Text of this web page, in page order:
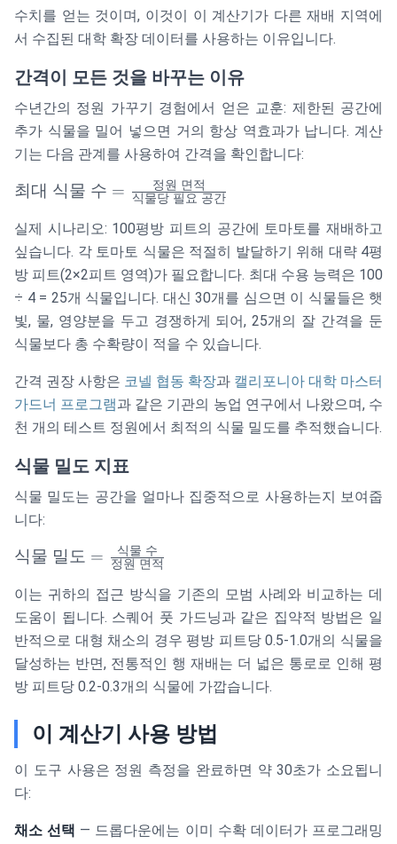
물 수}
\times
물당 평
량}
수치를 얻는 것이며, 이것이 이 계산기가 다른 재배 지역에
서 수집된 대학 확장 데이터를 사용하는 이유입니다.
간격이 모든 것을 바꾸는 이유
수년간의 정원 가꾸기 경험에서 얻은 교훈: 제한된 공간에
추가 식물을 밀어 넣으면 거의 항상 역효과가 납니다. 계산
기는 다음 관계를 사용하여 간격을 확인합니다:
\text{최대 식
\frac{\text{정
원 면적}}
{\text{식물당
필요 공간}}
최대 식물 수 = 식물당 필요 공간
정원 면적
실제 시나리오: 100평방 피트의 공간에 토마토를 재배하고
싶습니다. 각 토마토 식물은 적절히 발달하기 위해 대략 4평
방 피트(2×2피트 영역)가 필요합니다. 최대 수용 능력은 100
÷ 4 = 25개 식물입니다. 대신 30개를 심으면 이 식물들은 햇
빛, 물, 영양분을 두고 경쟁하게 되어, 25개의 잘 간격을 둔
식물보다 총 수확량이 적을 수 있습니다.
간격 권장 사항은 코넬 협동 확장과 캘리포니아 대학 마스터
가드너 프로그램과 같은 기관의 농업 연구에서 나왔으며, 수
천 개의 테스트 정원에서 최적의 식물 밀도를 추적했습니다.
식물 밀도 지표
식물 밀도는 공간을 얼마나 집중적으로 사용하는지 보여줍
니다:
\text{식물 밀
도} =
\frac{\text{식
물 수}}
{\text{정원
면적}}
식물 밀도 = 정원 면적
식물 수
이는 귀하의 접근 방식을 기존의 모범 사례와 비교하는 데
도움이 됩니다. 스퀘어 풋 가드닝과 같은 집약적 방법은 일
반적으로 대형 채소의 경우 평방 피트당 0.5-1.0개의 식물을
달성하는 반면, 전통적인 행 재배는 더 넓은 통로로 인해 평
방 피트당 0.2-0.3개의 식물에 가깝습니다.
이 계산기 사용 방법
이 도구 사용은 정원 측정을 완료하면 약 30초가 소요됩니
다:
채소 선택 — 드롭다운에는 이미 수확 데이터가 프로그래밍